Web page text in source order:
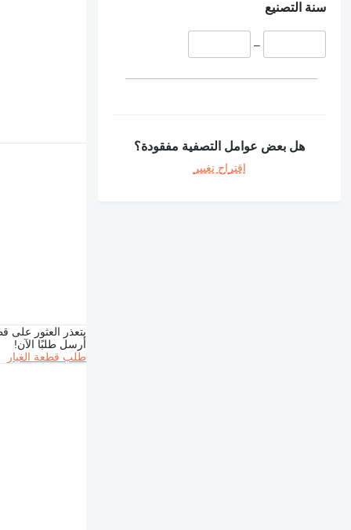
سنة التصنيع
–
هل بعض عوامل التصفية مفقودة؟
اقتراح تغيير
يتعذر العثور على
أرسل طلبًا الآن!
طلب قطعة الغيار